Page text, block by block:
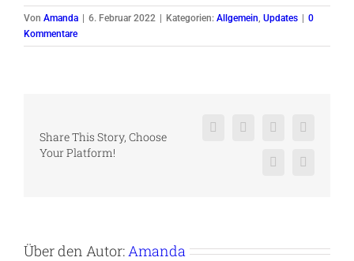
Von Amanda 6. Februar 2022 Kategorien: Allgemein, Updates
0
Kommentare
Share This Story, Choose
Your Platform!
Facebook
X RedditLinkedIn
PinterestVk
Über den Autor: Amanda